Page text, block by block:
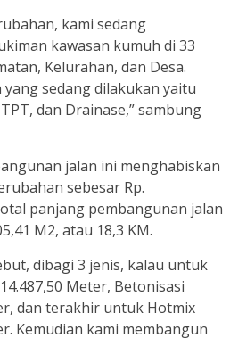
kami sedang
kawasan kumuh di 33
Kelurahan, dan Desa.
sedang dilakukan yaitu
dan Drainase,” sambung
jalan ini menghabiskan
sebesar Rp.
panjang pembangunan jalan
M2, atau 18,3 KM.
dibagi 3 jenis, kalau untuk
Meter, Betonisasi
dan terakhir untuk Hotmix
Kemudian kami membangun